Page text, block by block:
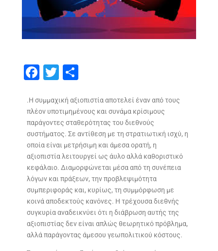
F
e
b
o
o
k
T
itt
er
S
ar
e
.Η συμμαχική αξιοπιστία αποτελεί έναν από τους
πλέον υποτιμημένους και συνάμα κρίσιμους
παράγοντες σταθερότητας του διεθνούς
συστήματος. Σε αντίθεση με τη στρατιωτική ισχύ, η
οποία είναι μετρήσιμη και άμεσα ορατή, η
αξιοπιστία λειτουργεί ως άυλο αλλά καθοριστικό
κεφάλαιο. Διαμορφώνεται μέσα από τη συνέπεια
λόγων και πράξεων, την προβλεψιμότητα
συμπεριφοράς και, κυρίως, τη συμμόρφωση με
κοινά αποδεκτούς κανόνες. Η τρέχουσα διεθνής
συγκυρία αναδεικνύει ότι η διάβρωση αυτής της
αξιοπιστίας δεν είναι απλώς θεωρητικό πρόβλημα,
αλλά παράγοντας άμεσου γεωπολιτικού κόστους.